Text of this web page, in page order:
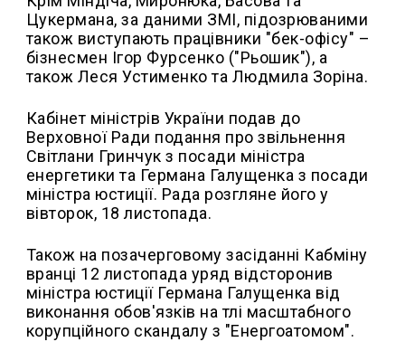
Цукермана, за даними ЗМІ, підозрюваними
також виступають працівники "бек-офісу" –
бізнесмен Ігор Фурсенко ("Рьошик"), а
також Леся Устименко та Людмила Зоріна.
Кабінет міністрів України подав до
Верховної Ради подання про звільнення
Світлани Гринчук з посади міністра
енергетики та Германа Галущенка з посади
міністра юстиції. Рада розгляне його у
вівторок, 18 листопада.
Також на позачерговому засіданні Кабміну
вранці 12 листопада уряд відсторонив
міністра юстиції Германа Галущенка від
виконання обов'язків на тлі масштабного
корупційного скандалу з "Енергоатомом".